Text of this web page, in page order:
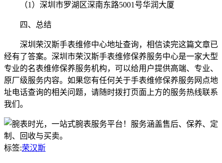
（1）深圳市罗湖区深南东路5001号华润大厦
四、总结
深圳荣汉斯手表维修中心地址查询，相信读完这篇文章已
经有了答案。深圳市荣汉斯手表维修保养服务中心是一家大型
专业的名表维修保养服务机构，可以给用户提供高端、专业、
原厂级服务内容。如果您有任何关于手表维修保养服务网点地
址电话查询的相关问题，请随时拨打页面上方的服务热线联系
我们。
标签:荣汉斯